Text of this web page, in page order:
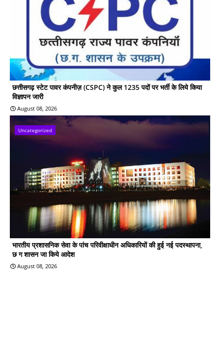
छत्तीसगढ़ स्टेट पावर कंपनीज़ (CSPC) ने कुल 1235 पदों पर भर्ती के लिये किया
विज्ञापन जारी
August 08, 2026
Uncategorized
भारतीय प्रशासनिक सेवा के पांच परिवीक्षाधीन अधिकारियों की हुई नई पदस्थापना,
छ ग शासन जा किये आदेश
August 08, 2026